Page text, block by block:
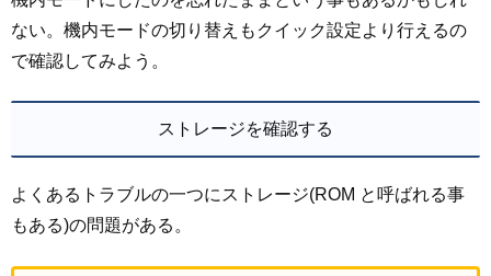
ない。機内モードの切り替えもクイック設定より行えるの
で確認してみよう。
ストレージを確認する
よくあるトラブルの一つにストレージ(ROM と呼ばれる事
もある)の問題がある。